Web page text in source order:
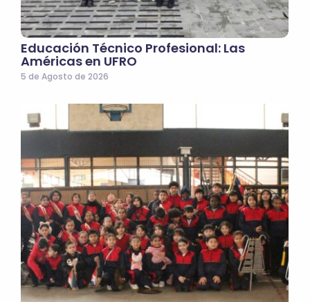
Educación Técnico Profesional: Las
Américas en UFRO
5 de Agosto de 2026